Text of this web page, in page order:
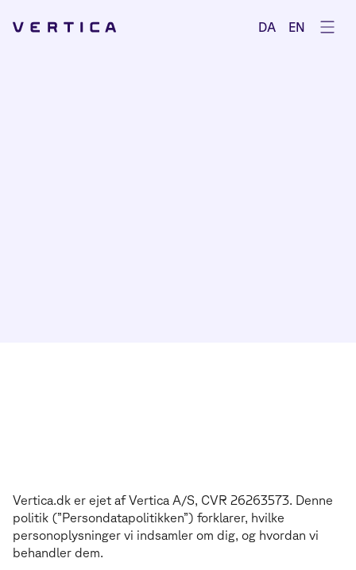
DA EN
Vertica.dk er ejet af Vertica A/S, CVR 26263573. Denne
politik (”Persondatapolitikken”) forklarer, hvilke
personoplysninger vi indsamler om dig, og hvordan vi
behandler dem.